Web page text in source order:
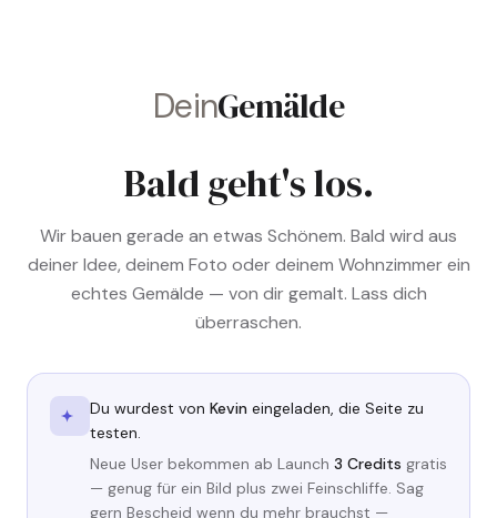
DeinGemälde
Bald geht's los.
Wir bauen gerade an etwas Schönem. Bald wird aus
deiner Idee, deinem Foto oder deinem Wohnzimmer ein
echtes Gemälde — von dir gemalt. Lass dich
überraschen.
Du wurdest von Kevin eingeladen, die Seite zu
testen.
Neue User bekommen ab Launch 3 Credits gratis
— genug für ein Bild plus zwei Feinschliffe. Sag
gern Bescheid wenn du mehr brauchst —